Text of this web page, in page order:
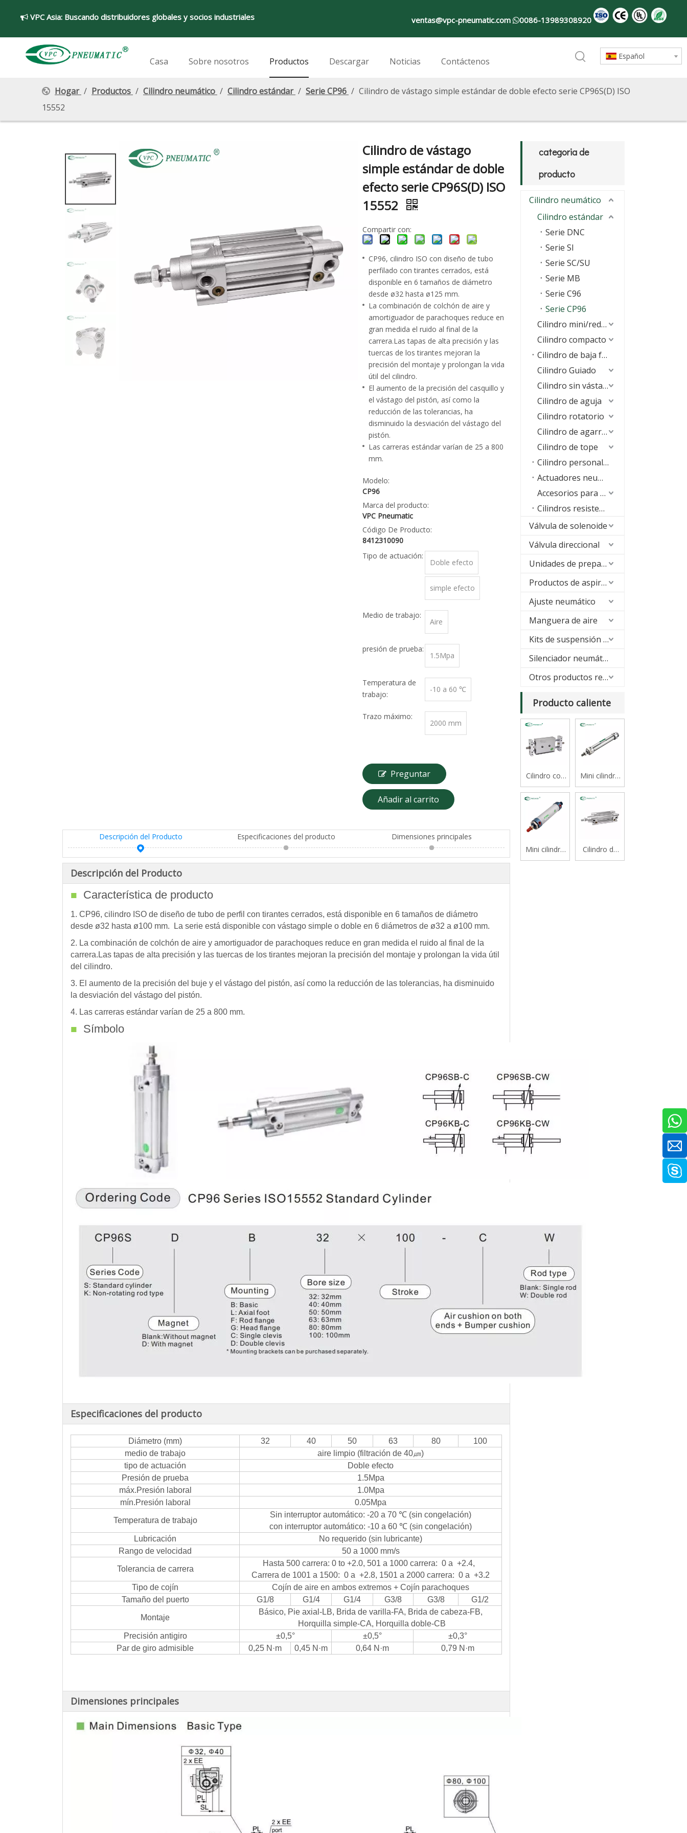
 VPC Asia: Buscando distribuidores globales y socios industriales ventas@vpc-pneumatic.com 0086-13989308920
Casa Sobre nosotros Productos Descargar Noticias Contáctenos Español
Hogar / Productos / Cilindro neumático / Cilindro estándar / Serie CP96 / Cilindro de vástago simple estándar de doble efecto serie CP96S(D) ISO
15552
Cilindro de vástago
simple estándar de doble
efecto serie CP96S(D) ISO
15552
Compartir con:
CP96, cilindro ISO con diseño de tubo
perfilado con tirantes cerrados, está
disponible en 6 tamaños de diámetro
desde ø32 hasta ø125 mm.
La combinación de colchón de aire y
amortiguador de parachoques reduce en
gran medida el ruido al final de la
carrera.Las tapas de alta precisión y las
tuercas de los tirantes mejoran la
precisión del montaje y prolongan la vida
útil del cilindro.
El aumento de la precisión del casquillo y
el vástago del pistón, así como la
reducción de las tolerancias, ha
disminuido la desviación del vástago del
pistón.
Las carreras estándar varían de 25 a 800
mm.
Modelo:
CP96
Marca del producto:
VPC Pneumatic
Código De Producto:
8412310090
Tipo de actuación:
Doble efecto
simple efecto
Medio de trabajo:
Aire
presión de prueba:
1.5Mpa
Temperatura de
trabajo:
-10 a 60 ℃
Trazo máximo:
2000 mm
Preguntar
Añadir al carrito
Descripción del Producto Especificaciones del producto Dimensiones principales
Descripción del Producto
■ Característica de producto
1. CP96, cilindro ISO de diseño de tubo de perfil con tirantes cerrados, está disponible en 6 tamaños de diámetro
desde ø32 hasta ø100 mm. La serie está disponible con vástago simple o doble en 6 diámetros de ø32 a ø100 mm.
2. La combinación de colchón de aire y amortiguador de parachoques reduce en gran medida el ruido al final de la
carrera.Las tapas de alta precisión y las tuercas de los tirantes mejoran la precisión del montaje y prolongan la vida útil
del cilindro.
3. El aumento de la precisión del buje y el vástago del pistón, así como la reducción de las tolerancias, ha disminuido
la desviación del vástago del pistón.
4. Las carreras estándar varían de 25 a 800 mm.
■ Símbolo
Especificaciones del producto
Diámetro (mm) 32 40 50 63 80
100
medio de trabajo
aire limpio (filtración de 40㎛)
tipo de actuación
Doble efecto
Presión de prueba
1.5Mpa
máx.Presión laboral
1.0Mpa
mín.Presión laboral
0.05Mpa
Temperatura de trabajo
Sin interruptor automático: -20 a 70 ℃ (sin congelación)
con interruptor automático: -10 a 60 ℃ (sin congelación)
Lubricación
No requerido (sin lubricante)
Rango de velocidad
50 a 1000 mm/s
Tolerancia de carrera
Hasta 500 carrera: 0 to +2.0, 501 a 1000 carrera: 0 a +2.4,
Carrera de 1001 a 1500: 0 a +2.8, 1501 a 2000 carrera: 0 a +3.2
Tipo de cojín
Cojín de aire en ambos extremos + Cojín parachoques
Tamaño del puerto
G1/8 G1/4 G1/4 G3/8 G3/8 G1/2
Montaje
Básico, Pie axial-LB, Brida de varilla-FA, Brida de cabeza-FB,
Horquilla simple-CA, Horquilla doble-CB
Precisión antigiro
±0,5° ±0,5°
±0,3°
Par de giro admisible
0,25 N·m 0,45 N·m 0,64 N·m 0,79 N·m
Dimensiones principales
categoria de
producto
Cilindro neumático
Cilindro estándar
Serie DNC
Serie SI
Serie SC/SU
Serie MB
Serie C96
Serie CP96
Cilindro mini/redondo
Cilindro compacto
Cilindro de baja fricción
Cilindro Guiado
Cilindro sin vástago
Cilindro de aguja
Cilindro rotatorio
Cilindro de agarre de aire
Cilindro de tope
Cilindro personalizado especial
Actuadores neumáticos
Accesorios para cilindros
Cilindros resistentes a bajas temperaturas
Válvula de solenoide
Válvula direccional
Unidades de preparación de aire (FRL)
Productos de aspiración
Ajuste neumático
Manguera de aire
Kits de suspensión neumática
Silenciador neumático
Otros productos relacionados
Producto caliente
Cilindro con
cojinete
deslizante
tipo varilla
doble serie
STM
Mini cilindro
serie CJ2B
Mini cilindro
de aluminio
Cilindro de
vástago